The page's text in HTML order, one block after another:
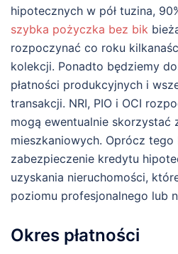
hipotecznych w pół tuzina,
szybka pożyczka bez bik
rozpoczynać co roku
kolekcji. Ponadto będziemy
płatności produkcyjnych i
transakcji. NRI, PIO i OCI
mogą ewentualnie
mieszkaniowych. Oprócz
zabezpieczenie kredytu
uzyskania nieruchomości,
poziomu profesjonalnego lub
Okres płatności